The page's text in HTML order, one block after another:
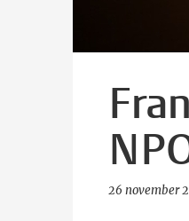
26 november